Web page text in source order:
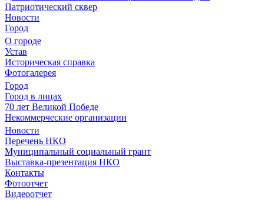
Патриотический сквер
Новости
Город
О городе
Устав
Историческая справка
Фотогалерея
Город
Город в лицах
70 лет Великой Победе
Некоммерческие организации
Новости
Перечень НКО
Муниципальный социальный грант
Выставка-презентация НКО
Контакты
Фотоотчет
Видеоотчет